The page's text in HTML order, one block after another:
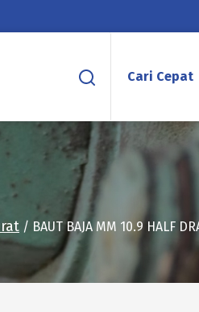
Cari Cepat
/ BAUT BAJA MM 10.9 HALF